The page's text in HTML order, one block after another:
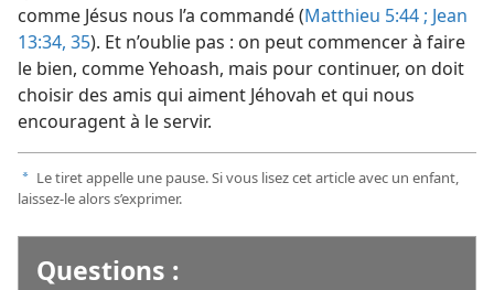
comme Jésus nous l’a commandé (Matthieu 5:44 ; Jean
13:34, 35). Et n’oublie pas : on peut commencer à faire
le bien, comme Yehoash, mais pour continuer, on doit
choisir des amis qui aiment Jéhovah et qui nous
encouragent à le servir.
a Le tiret appelle une pause. Si vous lisez cet article avec un enfant,
laissez-​le alors s’exprimer.
Questions :